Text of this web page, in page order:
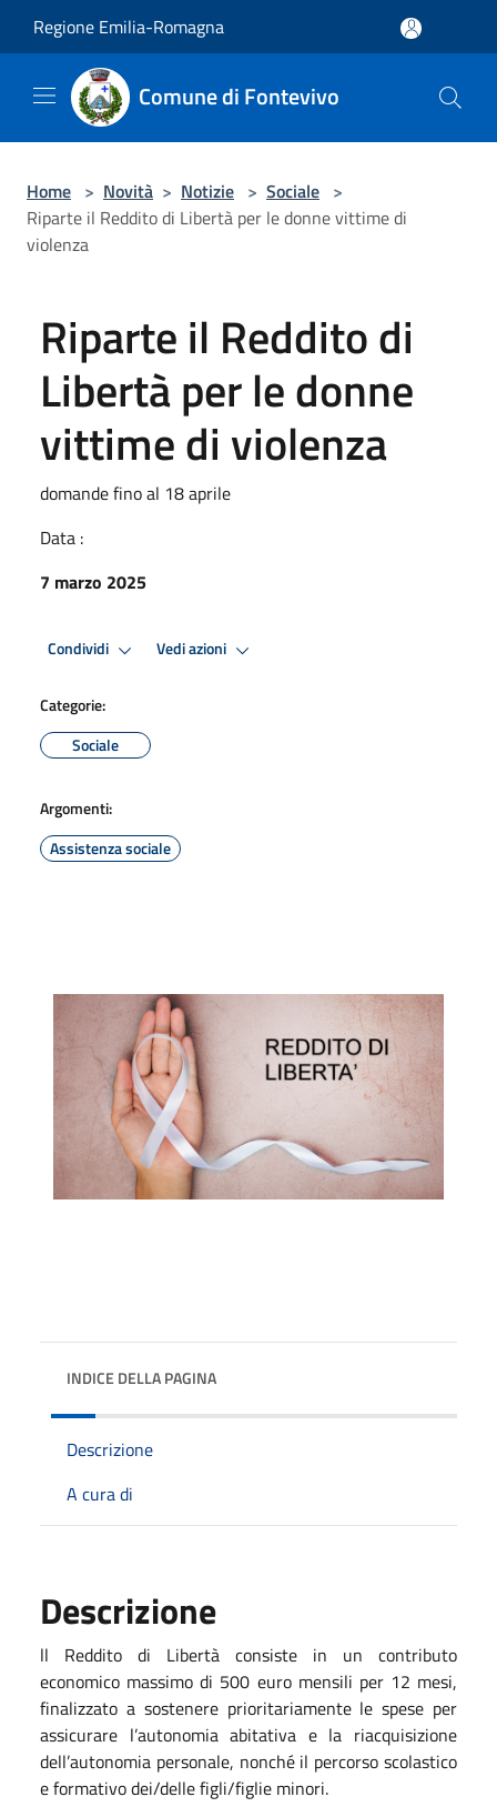
Regione Emilia-Romagna
Comune di Fontevivo
Home > Novità > Notizie > Sociale >
Riparte il Reddito di Libertà per le donne vittime di
violenza
Riparte il Reddito di
Libertà per le donne
vittime di violenza
domande fino al 18 aprile
Data :
7 marzo 2025
Condividi Vedi azioni
Categorie:
Sociale
Argomenti:
Assistenza sociale
INDICE DELLA PAGINA
Descrizione
A cura di
Descrizione
ll Reddito di Libertà consiste in un contributo
economico massimo di 500 euro mensili per 12 mesi,
finalizzato a sostenere prioritariamente le spese per
assicurare l’autonomia abitativa e la riacquisizione
dell’autonomia personale, nonché il percorso scolastico
e formativo dei/delle figli/figlie minori.